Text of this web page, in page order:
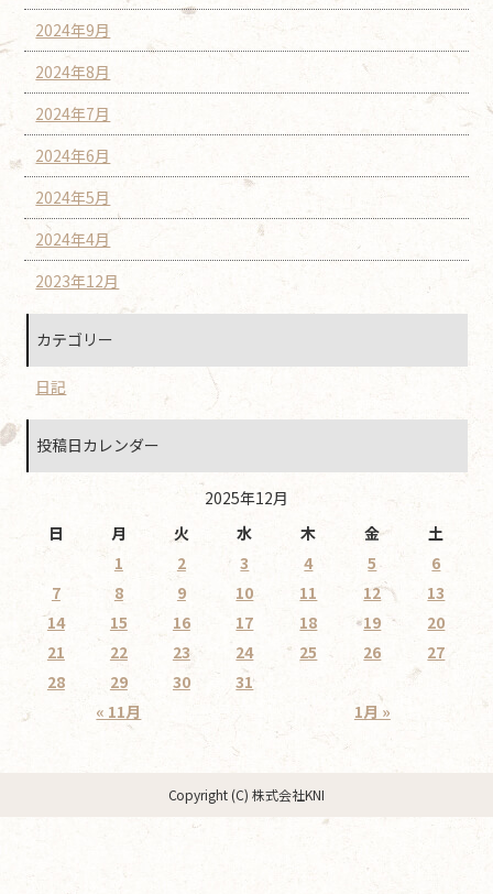
2024年9月
2024年8月
2024年7月
2024年6月
2024年5月
2024年4月
2023年12月
カテゴリー
日記
投稿日カレンダー
2025年12月
日
月 火 水 木 金 土
« 11月 1月 »
1 2 3 4 5
6
7
8 9 10 11 12
13
14
15 16 17 18 19
20
21
22 23 24 25 26
27
28
29 30 31
Copyright (C) 株式会社KNI